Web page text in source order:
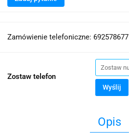
Zamówienie telefoniczne: 692578677
Zostaw telefon
Wyślij
Opis